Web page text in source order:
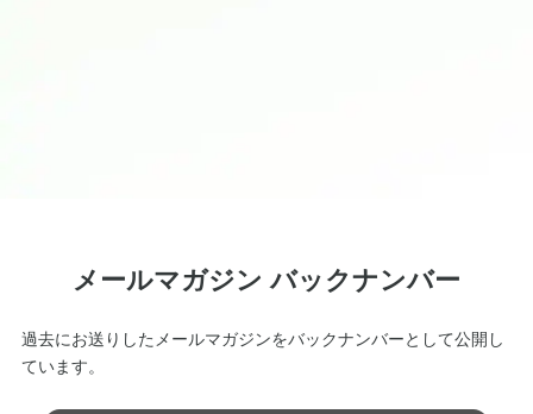
メールマガジン バックナンバー
過去にお送りしたメールマガジンをバックナンバーとして公開し
ています。